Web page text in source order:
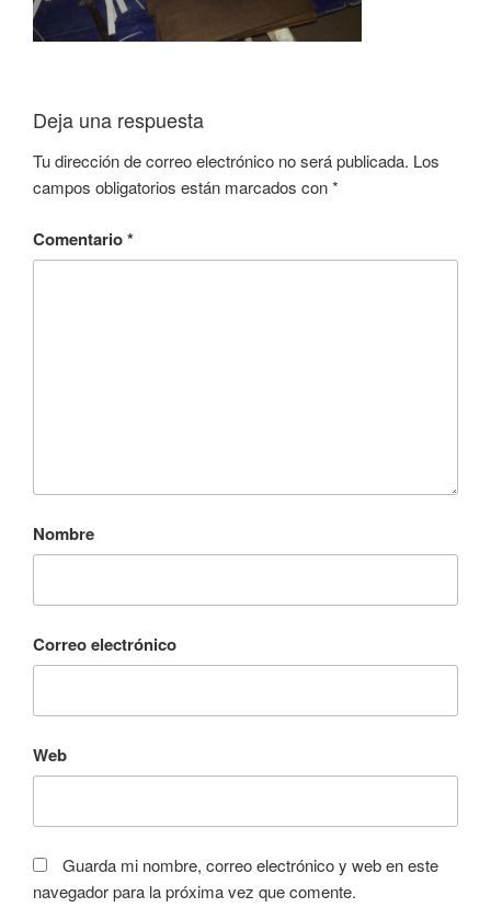
Deja una respuesta
Tu dirección de correo electrónico no será publicada. Los
campos obligatorios están marcados con*
Comentario*
Nombre
Correo electrónico
Web
Guarda mi nombre, correo electrónico y web en este
navegador para la próxima vez que comente.